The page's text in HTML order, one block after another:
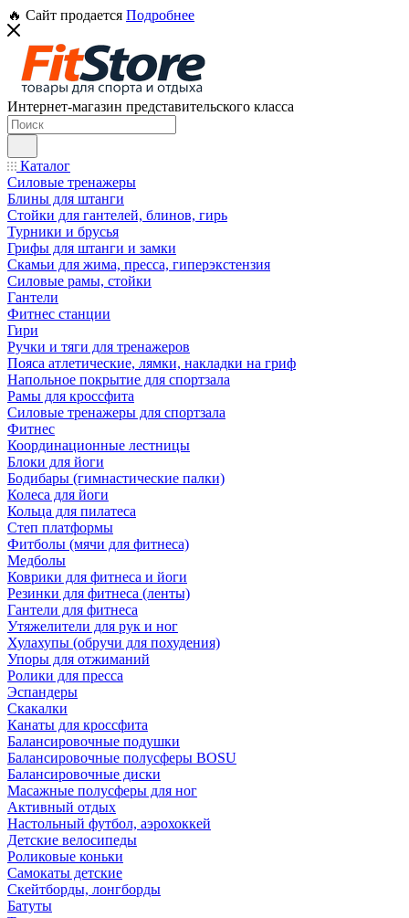
🔥 Сайт продается Подробнее
Интернет-магазин представительского класса
Каталог
Силовые тренажеры
Блины для штанги
Стойки для гантелей, блинов, гирь
Турники и брусья
Грифы для штанги и замки
Скамьи для жима, пресса, гиперэкстензия
Силовые рамы, стойки
Гантели
Фитнес станции
Гири
Ручки и тяги для тренажеров
Пояса атлетические, лямки, накладки на гриф
Напольное покрытие для спортзала
Рамы для кроссфита
Силовые тренажеры для спортзала
Фитнес
Координационные лестницы
Блоки для йоги
Бодибары (гимнастические палки)
Колеса для йоги
Кольца для пилатеса
Степ платформы
Фитболы (мячи для фитнеса)
Медболы
Коврики для фитнеса и йоги
Резинки для фитнеса (ленты)
Гантели для фитнеса
Утяжелители для рук и ног
Хулахупы (обручи для похудения)
Упоры для отжиманий
Ролики для пресса
Эспандеры
Скакалки
Канаты для кроссфита
Балансировочные подушки
Балансировочные полусферы BOSU
Балансировочные диски
Масажные полусферы для ног
Активный отдых
Настольный футбол, аэрохоккей
Детские велосипеды
Роликовые коньки
Самокаты детские
Скейтборды, лонгборды
Батуты